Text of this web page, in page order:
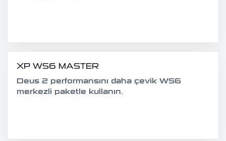
XP WS6 MASTER
Deus 2 performansını daha çevik WS6
merkezli paketle kullanın.